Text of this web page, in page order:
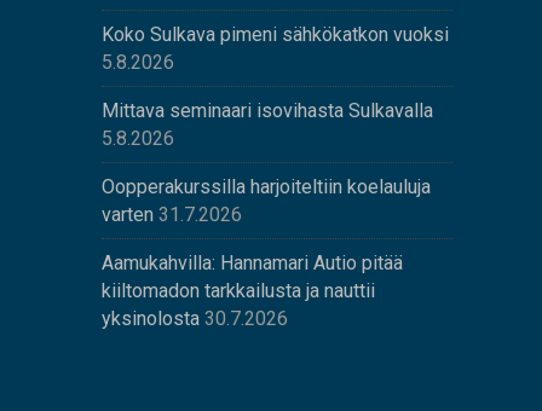
Koko Sulkava pimeni sähkökatkon vuoksi
5.8.2026
Mittava seminaari isovihasta Sulkavalla
5.8.2026
Oopperakurssilla harjoiteltiin koelauluja
varten 31.7.2026
Aamukahvilla: Hannamari Autio pitää
kiiltomadon tarkkailusta ja nauttii
yksinolosta 30.7.2026